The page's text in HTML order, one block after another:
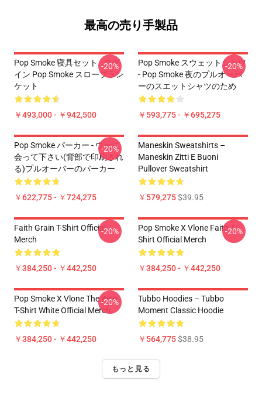
最高の売り手製品
Pop Smoke 寝具セット - ログ
イン Pop Smoke スローブラン
ケット
￥493,000 - ￥942,500
-20%
Pop Smoke スウェットシャツ
- Pop Smoke 夜のプルオーバ
ーのスエットシャツのため
￥593,775 - ￥695,275
-20%
Pop Smoke パーカー - ウーに
会って下さい(背部で印刷され
る)プルオーバーのパーカー
￥622,775 - ￥724,275
-20%
Maneskin Sweatshirts –
Maneskin Zitti E Buoni
Pullover Sweatshirt
￥579,275$39.95
Faith Grain T-Shirt Official
Merch
￥384,250 - ￥442,250
-20%
Pop Smoke X Vlone Faith T-
Shirt Official Merch
￥384,250 - ￥442,250
-20%
Pop Smoke X Vlone The Woo
T-Shirt White Official Merch
￥384,250 - ￥442,250
-20%
Tubbo Hoodies – Tubbo
Moment Classic Hoodie
￥564,775$38.95
もっと見る